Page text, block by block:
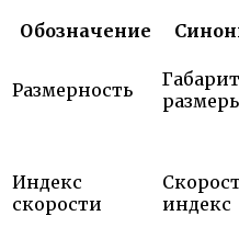
Обозначение
Размерность
Индекс
скорости
индекс